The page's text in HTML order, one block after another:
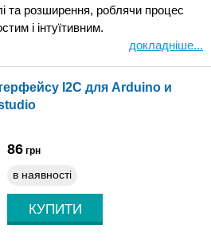
та розширення, роблячи процес
і інтуїтивним.
докладніше...
I2C для Arduino и
86 грн
в наявності